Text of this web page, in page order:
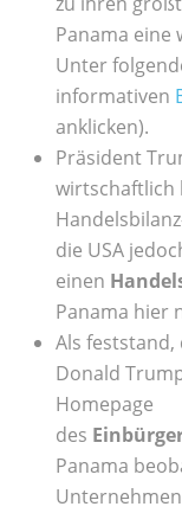
Panama eine
Unter
informativen
anklicken).
Präsident
wirtschaftlich
die USA
einen
Panama hier
Als feststand,
Donald
Homepage
des
Panama